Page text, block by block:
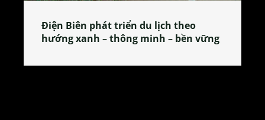
Làng làm bánh tẻ Phú Nhi – nơi lan
tỏa đặc sản xứ Đoài